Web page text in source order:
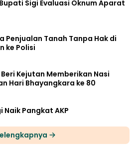
Sigi Evaluasi Oknum Aparat
Penjualan Tanah Tanpa Hak di
ke Polisi
Kejutan Memberikan Nasi
Hari Bhayangkara ke 80
Naik Pangkat AKP